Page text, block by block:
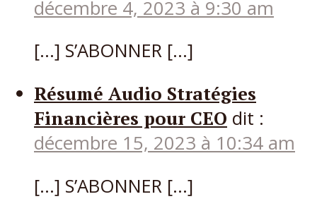
décembre 4, 2023 à 9:30 am
[…] S’ABONNER […]
Résumé Audio Stratégies
Financières pour CEO dit :
décembre 15, 2023 à 10:34 am
[…] S’ABONNER […]